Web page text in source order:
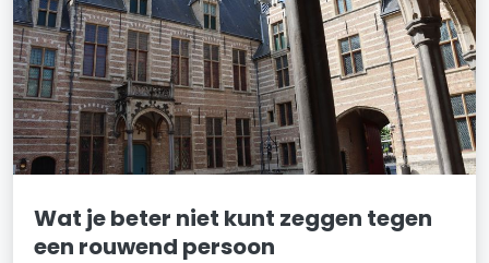
Wat je beter niet kunt zeggen tegen
een rouwend persoon